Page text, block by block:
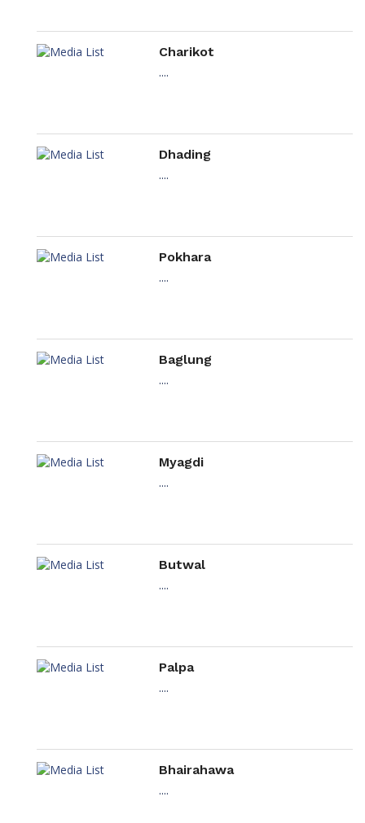
Charikot
....
Dhading
....
Pokhara
....
Baglung
....
Myagdi
....
Butwal
....
Palpa
....
Bhairahawa
....